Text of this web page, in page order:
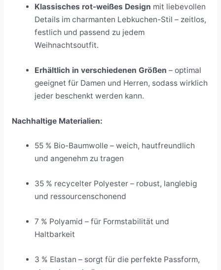
Klassisches rot-weißes Design mit liebevollen
Details im charmanten Lebkuchen-Stil – zeitlos,
festlich und passend zu jedem
Weihnachtsoutfit.
Erhältlich in verschiedenen Größen – optimal
geeignet für Damen und Herren, sodass wirklich
jeder beschenkt werden kann.
Nachhaltige Materialien:
55 % Bio-Baumwolle – weich, hautfreundlich
und angenehm zu tragen
35 % recycelter Polyester – robust, langlebig
und ressourcenschonend
7 % Polyamid – für Formstabilität und
Haltbarkeit
3 % Elastan – sorgt für die perfekte Passform,